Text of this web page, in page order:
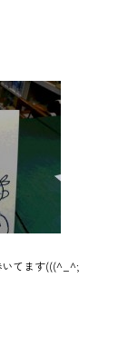
てます(((^_^;